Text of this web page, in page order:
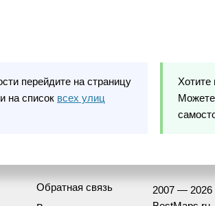
перейдите на страницу
на список всех улиц
Хотите
Можете
Обратная связь
2007 — 2026